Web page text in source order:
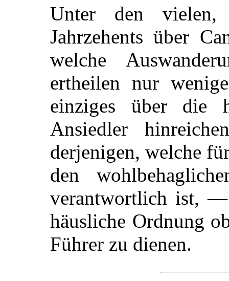
Unter den
Jahrzehents über
welche
ertheilen nur
einziges über die
Ansiedler
derjenigen, welche
den
verantwortlich ist, —
häusliche Ordnung
Führer zu dienen.